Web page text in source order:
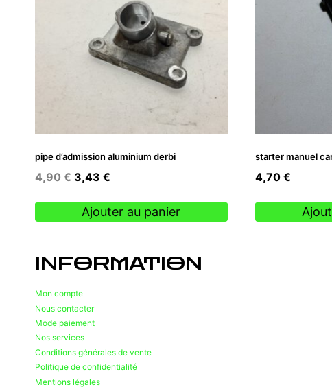
pipe d’admission aluminium derbi
4,90€ Le
initial
3,43 €
actuel
Ajouter au panier
starter manuel
4,70 €
INFORMATION
Mon compte
Nous contacter
Mode paiement
Nos services
Conditions générales de vente
Politique de confidentialité
Mentions légales